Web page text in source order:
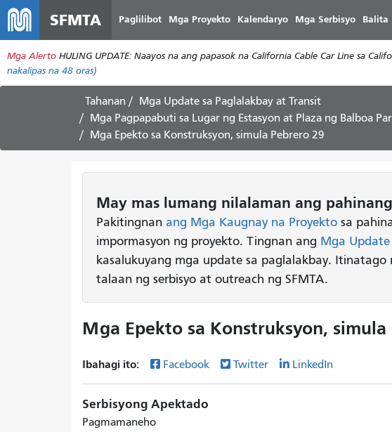
SFMTA Paglilibot Mga Proyekto Kalendaryo Mga Serbisyo Balita
Mga Alerto HULING UPDATE: Naayos na ang papasok na California Cable Car Line sa
nakalipas na 48 oras)
Tahanan
Mga Update sa Paglalakbay at Transit
Mga Pagpapabuti sa Lugar ng Estasyon at Plaza ng Balboa
Mga Epekto sa Konstruksyon, simula Pebrero 29
May mas lumang nilalaman ang
Pakitingnan ang Mga Kaugnay na Proyekto sa
impormasyon ng proyekto. Tingnan ang Mga
kasalukuyang mga update sa paglalakbay.
talaan ng serbisyo at outreach ng SFMTA.
Mga Epekto sa Konstruksyon, simula
Ibahagi ito: Facebook Twitter LinkedIn
Serbisyong Apektado
Pagmamaneho